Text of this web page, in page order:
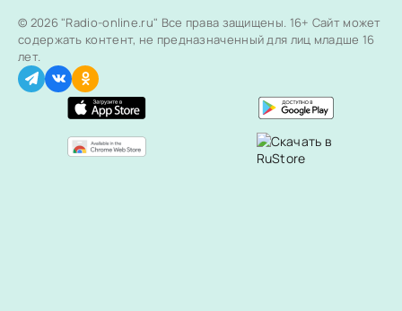
© 2026 "Radio-online.ru" Все права защищены. 16+ Сайт может
содержать контент, не предназначенный для лиц младше 16
лет.